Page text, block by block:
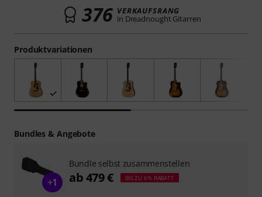
Produktvariationen
376 VERKAUFSRANG
in Dreadnought Gitarren
Bundles & Angebote
+1
Bundle selbst zusammenstellen
ab 479 € BIS ZU 6% RABATT